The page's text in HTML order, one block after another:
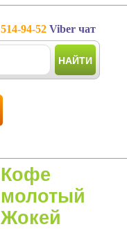
514-94-52 Viber чат
НАЙТИ
Кофе
молотый
Жокей